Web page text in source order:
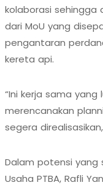
kolaborasi sehingga
dari MoU yang
pengantaran
kereta api.
“Ini kerja sama yang
merencanakan
segera
Dalam potensi yang
Usaha PTBA, Rafli